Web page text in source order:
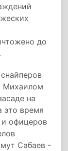
до
Михаилом
на
это время
офицеров
Сабаев -